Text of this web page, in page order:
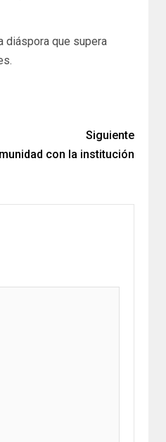
diáspora que supera
Siguiente
con la institución